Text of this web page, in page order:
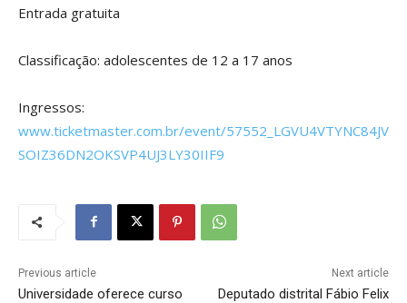
Entrada gratuita
Classificação: adolescentes de 12 a 17 anos
Ingressos:
www.ticketmaster.com.br/event/57552_LGVU4VTYNC84JV
SOIZ36DN2OKSVP4UJ3LY30IIF9
Previous article
Universidade oferece curso
Next article
Deputado distrital Fábio Felix